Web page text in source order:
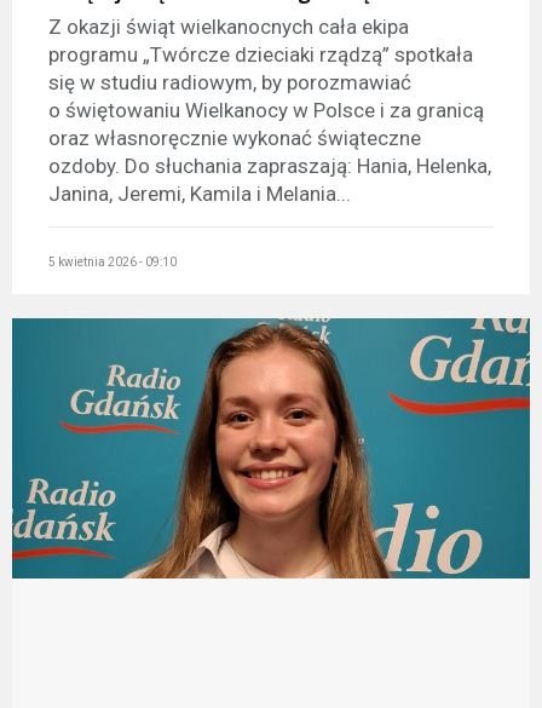
Z okazji świąt wielkanocnych cała ekipa
programu „Twórcze dzieciaki rządzą” spotkała
się w studiu radiowym, by porozmawiać
o świętowaniu Wielkanocy w Polsce i za granicą
oraz własnoręcznie wykonać świąteczne
ozdoby. Do słuchania zapraszają: Hania, Helenka,
Janina, Jeremi, Kamila i Melania...
5 kwietnia 2026 - 09:10